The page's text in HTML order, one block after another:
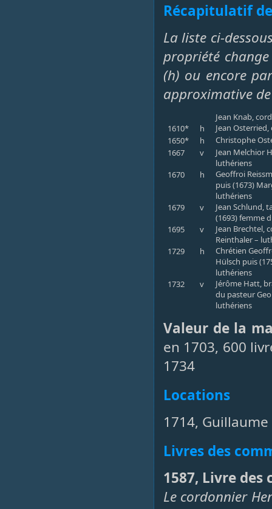
Récapitulatif
La liste ci-
propriété
(h) ou encore
approximative
Jean Knab,
1610*
h
Jean
1650*
h
Christophe
1667
v
Jean Melchior
luthériens
1670
h
Geoffroi
puis (1673)
luthériens
1679
v
Jean Schlund,
(1693) femme
1695
v
Jean Brechtel,
Reinthaler –
1729
h
Chrétien
Hülsch puis
luthériens
1732
v
Jérôme Hatt,
du pasteur
luthériens
Valeur de la
en 1703, 600
1734
Locations
1714,
Livres des
1587, Livre des
Le cordonnier